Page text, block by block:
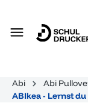
Abi Abi
ABIkea - Lernst